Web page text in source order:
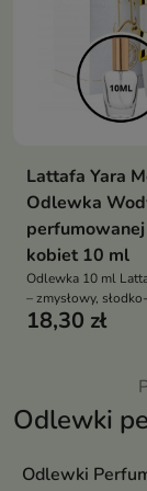
Odlewki
Odlewki
Lattafa Yara
Odlewka
kobiet 10 ml
Odlewka 10 ml
– zmysłowy,
zapach gourmand
18,30 zł